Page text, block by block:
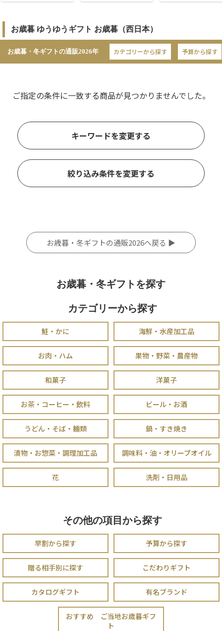
お歳暮 ゆうゆうギフト お歳暮（西日本）
お歳暮・冬ギフトの通販2026年 カテゴリーから探す 予算から探す
ご指定の条件に一致する商品が見つかりませんでした。
キーワードを変更する
絞り込み条件を変更する
お歳暮・冬ギフトの通販2026へ戻る ▶
お歳暮・冬ギフトを探す
カテゴリーから探す
鮭・かに 海鮮・水産加工品
お肉・ハム 果物・野菜・農産物
和菓子 洋菓子
お茶・コーヒー・飲料 ビール・お酒
うどん・そば・麺類 鍋・すき焼き
漬物・お惣菜・調理加工品 調味料・油・オリーブオイル
花 洗剤・日用品
その他の項目から探す
早割から探す 予算から探す
贈る相手別に探す こだわりギフト
カタログギフト 有名ブランド
おすすめ ご当地お歳暮ギフ
ト